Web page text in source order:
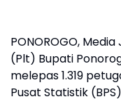
PONOROGO,
(Plt) Bupati
melepas 1.319
Pusat Statistik